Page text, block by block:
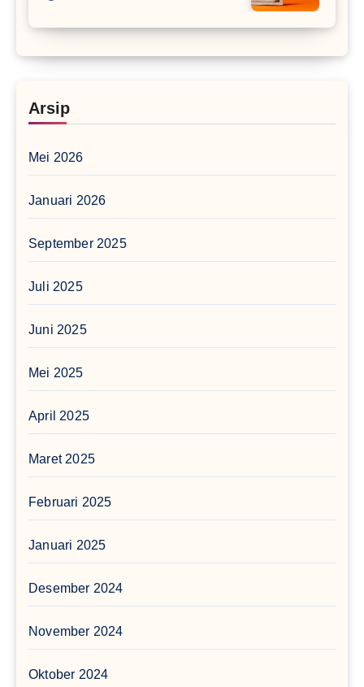
Arsip
Mei 2026
Januari 2026
September 2025
Juli 2025
Juni 2025
Mei 2025
April 2025
Maret 2025
Februari 2025
Januari 2025
Desember 2024
November 2024
Oktober 2024